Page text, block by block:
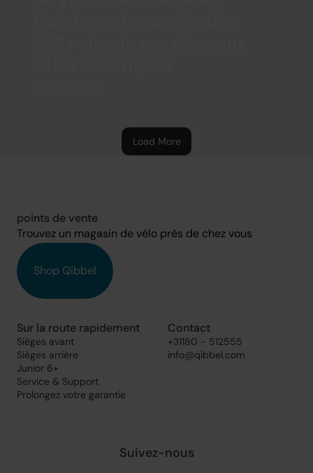
Load More
points de vente
Trouvez un magasin de vélo près de chez vous
Shop Qibbel
Sur la route rapidement
Sièges avant
Sièges arrière
Junior 6+
Service & Support
Prolongez votre garantie
Suivez-nous
Contact
+31180 - 512555
info@qibbel.com